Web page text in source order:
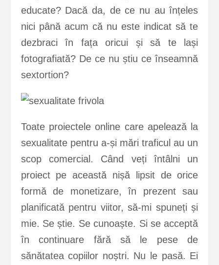
educate? Dacă da, de ce nu au înțeles
nici până acum că nu este indicat să te
dezbraci în fața oricui și să te lași
fotografiată? De ce nu știu ce înseamnă
sextortion?
Toate proiectele online care apelează la
sexualitate pentru a-și mări traficul au un
scop comercial. Când veți întâlni un
proiect pe această nișă lipsit de orice
formă de monetizare, în prezent sau
planificată pentru viitor, să-mi spuneți și
mie. Se știe. Se cunoaște. Si se acceptă
în continuare fără să le pese de
sănătatea copiilor noștri. Nu le pasă. Ei